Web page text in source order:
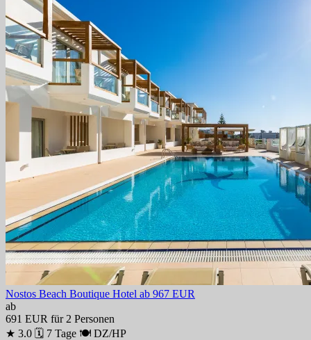
Nostos Beach Boutique Hotel ab 967 EUR
ab
691 EUR für 2 Personen
★ 3.0 🗓 7 Tage 🍽 DZ/HP